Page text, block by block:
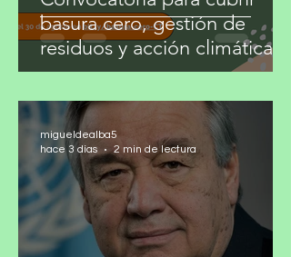
Convocatoria para cubrir
basura cero, gestión de
residuos y acción climática
migueldealba5
hace 3 días
2 min de lectura